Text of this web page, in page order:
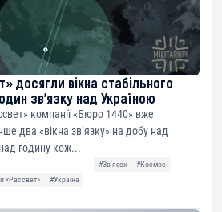
досягли вікна стабільного
зв’язку над Україною
компанії «Бюро 1440» вже
два «вікна зв’язку» на добу над
годину кож...
#Звʼязок
#Космос
«Рассвет»
#Україна